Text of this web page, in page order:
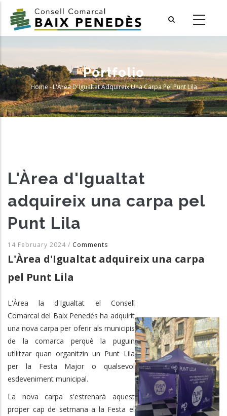
main
Portfolio
Breadcrumb
Home-L'Àrea D'Igualtat Adquireix Una Carpa Pel Punt Lila
L'Àrea d'Igualtat
adquireix una carpa pel
Punt Lila
14 February 2024 / Comments
L'Àrea d'Igualtat adquireix una carpa
pel Punt Lila
L'Àrea la d'Igualtat el Consell
Comarcal del Baix Penedès ha adquirit
una nova carpa per oferir als municipis
de la comarca perquè la puguin
utilitzar quan organitzin un Punt Lila
per la Festa Major o qualsevol
esdeveniment municipal.
La nova carpa s'estrenarà aquest
proper cap de setmana a la Festa el